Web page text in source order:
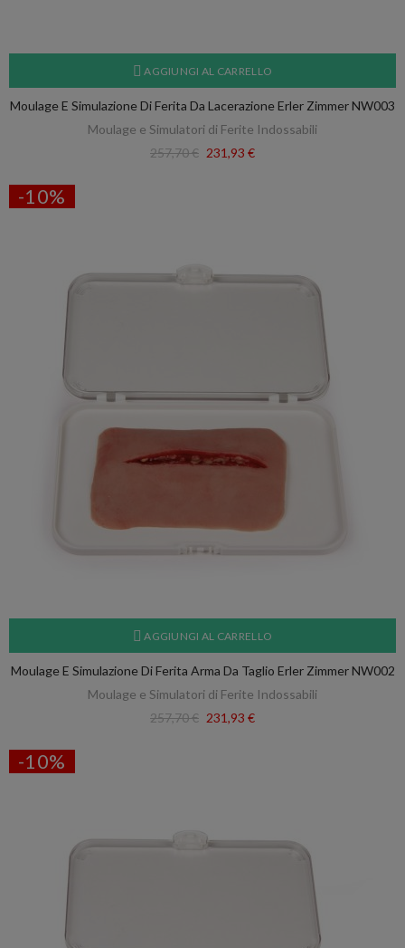
AGGIUNGI AL CARRELLO
Moulage E Simulazione Di Ferita Da Lacerazione Erler Zimmer NW003
Moulage e Simulatori di Ferite Indossabili
257,70 € 231,93 €
-10%
AGGIUNGI AL CARRELLO
Moulage E Simulazione Di Ferita Arma Da Taglio Erler Zimmer NW002
Moulage e Simulatori di Ferite Indossabili
257,70 € 231,93 €
-10%